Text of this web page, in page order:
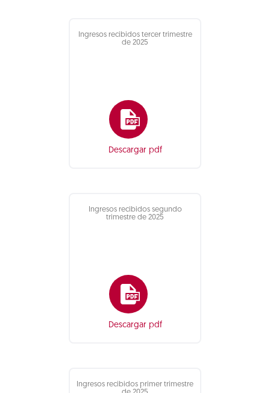
Ingresos recibidos tercer trimestre
de 2025
Descargar pdf
Ingresos recibidos segundo
trimestre de 2025
Descargar pdf
Ingresos recibidos primer trimestre